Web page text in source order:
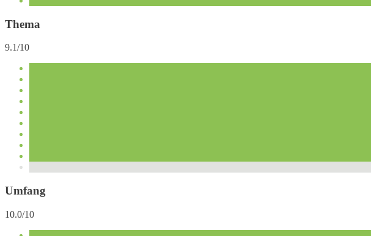
Thema
9.1/10
Umfang
10.0/10